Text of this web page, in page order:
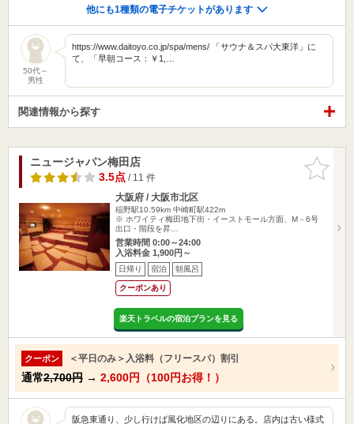
他にも1種類の電子チケットがあります
50代～
男性
https://www.daitoyo.co.jp/spa/mens/ 「サウナ＆スパ大東洋」に
て、「早朝コース：￥1,…
関連情報から探す
お気に入
りに追加
ニュージャパン梅田店
3.5点/ 11 件
大阪府 / 大阪市北区
稲野駅10.59km 中崎町駅422m
※ ホワイティ梅田地下街・イーストモール方面、M－6号
出口・階段を昇…
営業時間 0:00～24:00
入浴料金 1,900円～
日帰り 宿泊 朝風呂
クーポンあり
楽天トラベルの宿泊プランを見る
クーポン ＜平日のみ＞入浴料（フリースパ）割引
通常2,700円 → 2,600円（100円お得！）
阪急東通り、少し行けば風化地区の辺りにある。店内は古い様式